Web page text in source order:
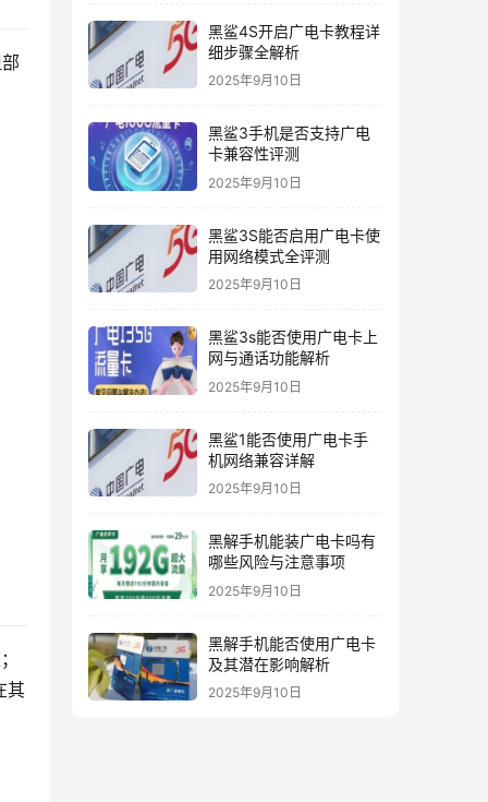
其
黑鲨4S开启广电卡教程详
细步骤全解析
2025年9月10日
黑鲨3手机是否支持广电
卡兼容性评测
2025年9月10日
黑鲨3S能否启用广电卡使
用网络模式全评测
2025年9月10日
黑鲨3s能否使用广电卡上
网与通话功能解析
2025年9月10日
黑鲨1能否使用广电卡手
机网络兼容详解
2025年9月10日
黑解手机能装广电卡吗有
哪些风险与注意事项
2025年9月10日
黑解手机能否使用广电卡
及其潜在影响解析
2025年9月10日